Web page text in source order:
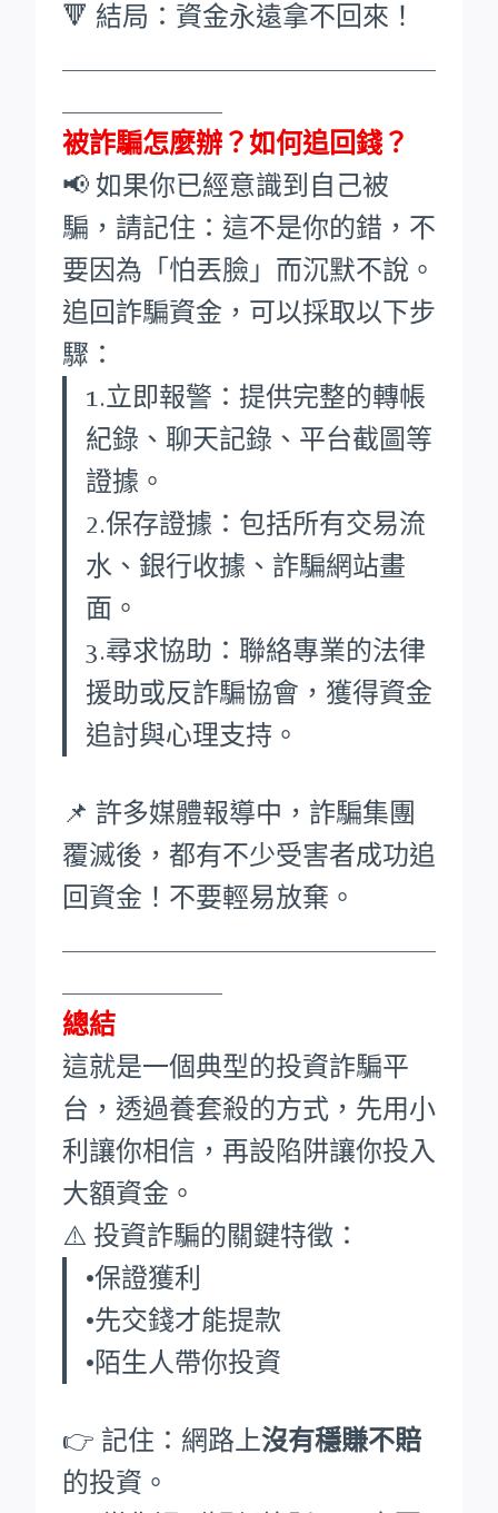
🔻 結局：資金永遠拿不回來！
被詐騙怎麼辦？如何追回錢？
📢 如果你已經意識到自己被
騙，請記住：這不是你的錯，不
要因為「怕丟臉」而沉默不說。
追回詐騙資金，可以採取以下步
驟：
1.立即報警：提供完整的轉帳
紀錄、聊天記錄、平台截圖等
證據。
2.保存證據：包括所有交易流
水、銀行收據、詐騙網站畫
面。
3.尋求協助：聯絡專業的法律
援助或反詐騙協會，獲得資金
追討與心理支持。
📌 許多媒體報導中，詐騙集團
覆滅後，都有不少受害者成功追
回資金！不要輕易放棄。
總結
這就是一個典型的投資詐騙平
台，透過養套殺的方式，先用小
利讓你相信，再設陷阱讓你投入
大額資金。
⚠️ 投資詐騙的關鍵特徵：
•保證獲利
•先交錢才能提款
•陌生人帶你投資
👉 記住：網路上沒有穩賺不賠
的投資。